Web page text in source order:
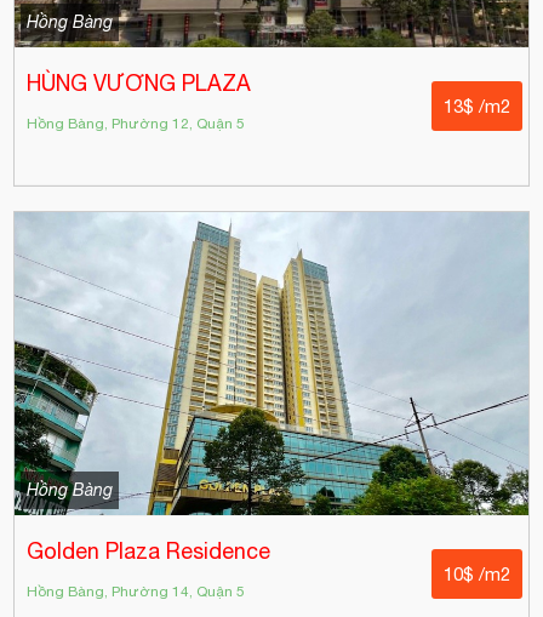
Hồng Bàng
HÙNG VƯƠNG PLAZA
Hồng Bàng, Phường 12, Quận 5
13$ /m2
Hồng Bàng
Golden Plaza Residence
Hồng Bàng, Phường 14, Quận 5
10$ /m2